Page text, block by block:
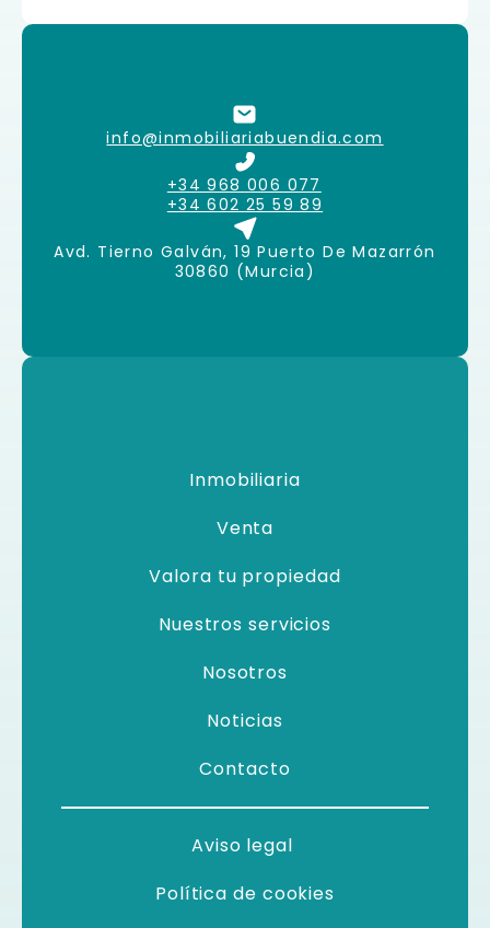
info@inmobiliariabuendia.com
+34 968 006 077
+34 602 25 59 89
Avd. Tierno Galván, 19 Puerto De Mazarrón
30860 (Murcia)
Inmobiliaria
Venta
Valora tu propiedad
Nuestros servicios
Nosotros
Noticias
Contacto
Aviso legal
Política de cookies